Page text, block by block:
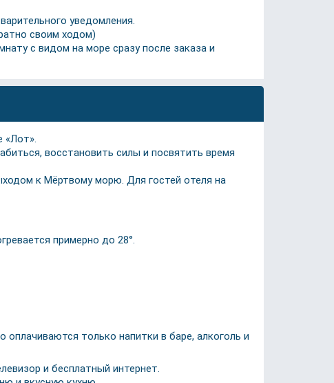
уведомления.
своим ходом)
с видом на море сразу после заказа и
«Лот».
восстановить силы и посвятить время
к Мёртвому морю. Для гостей отеля на
примерно до 28°.
только напитки в баре, алкоголь и
и бесплатный интернет.